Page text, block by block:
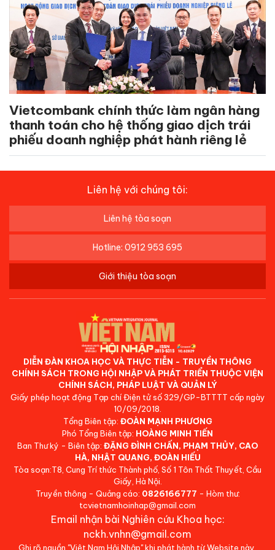
Vietcombank chính thức làm ngân hàng
thanh toán cho hệ thống giao dịch trái
phiếu doanh nghiệp phát hành riêng lẻ
Liên hệ với chúng tôi:
Liên hệ tòa soạn
Hotline: 0912 953 695
Giới thiệu tòa soạn
DIỄN ĐÀN KHOA HỌC VÀ THỰC TIỄN - TRUYỀN THÔNG
CHÍNH SÁCH TRONG HỘI NHẬP VÀ PHÁT TRIỂN THUỘC VIỆN
CHÍNH SÁCH, PHÁP LUẬT VÀ QUẢN LÝ
Giấy phép hoạt động Tạp chí Điện tử số 329/GP-BTTTT cấp ngày
10/09/2018.
Tổng Biên tập: ĐOÀN MẠNH PHƯƠNG
Phó Tổng Biên tập: HOÀNG MINH TIẾN
Ban Thư ký - Biên tập: ĐẶNG ĐÌNH CHẤN, PHẠM THỦY, CAO
HÀ, NHẬT QUANG, ĐOÀN HIẾU
Tòa soạn:T8, Cung Trí thức Thành phố, Số 1 Tôn Thất Thuyết, Cầu
Giấy, Hà Nội.
Truyền thông - Quảng cáo: 0826166777 - Hòm thư:
tcvietnamhoinhap@gmail.com
Email nhận bài Nghiên cứu Khoa học:
nckh.vnhn@gmail.com
Ghi rõ nguồn "Việt Nam Hội Nhập" khi phát hành từ Website này.